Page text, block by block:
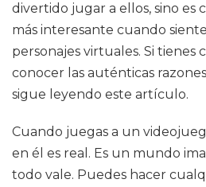
divertido jugar a ellos, sino es
más interesante cuando
personajes virtuales. Si tienes
conocer las auténticas
sigue leyendo este artículo.
Cuando juegas a un
en él es real. Es un mundo
todo vale. Puedes hacer